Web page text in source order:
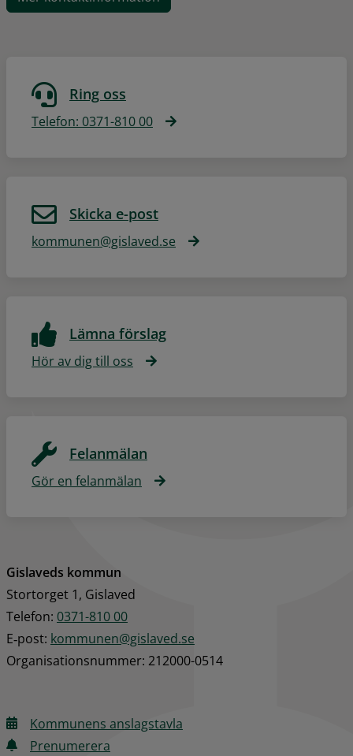
Ring oss
Telefon: 0371-810 00
Skicka e-post
kommunen@gislaved.se
Lämna förslag
Hör av dig till oss
Felanmälan
Gör en felanmälan
Gislaveds kommun
Stortorget 1, Gislaved
Telefon: 0371-810 00
E‑post: kommunen@gislaved.se
Organisationsnummer: 212000-0514
Kommunens anslagstavla
Prenumerera